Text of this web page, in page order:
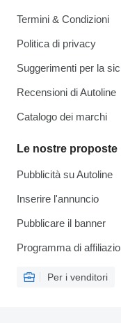
Termini & Condizioni
Politica di privacy
Suggerimenti per la
Recensioni di Autoline
Catalogo dei marchi
Le nostre proposte
Pubblicità su Autoline
Inserire l'annuncio
Pubblicare il banner
Programma di
Per i venditori